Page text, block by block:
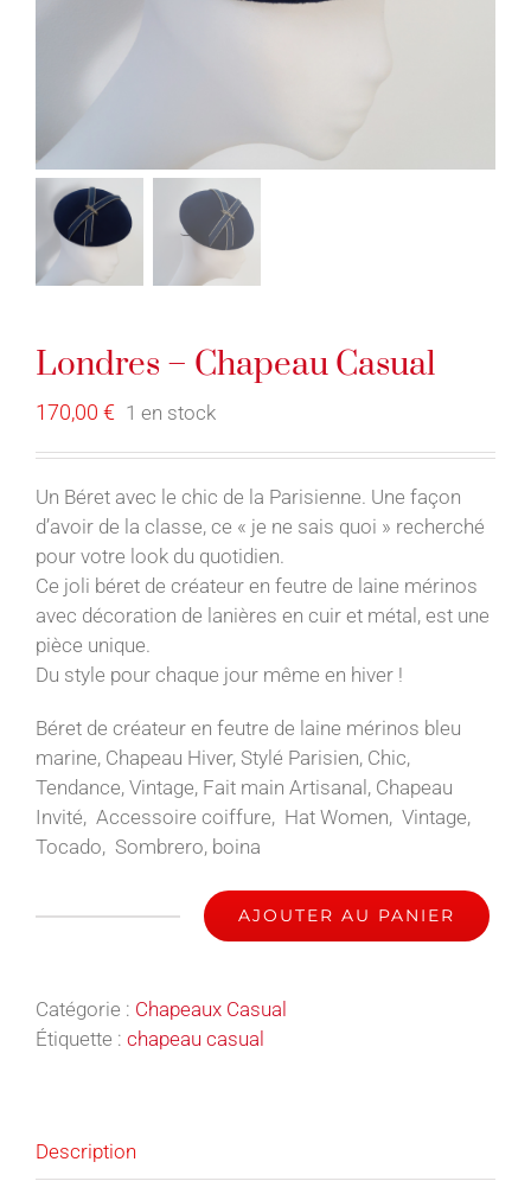
Londres – Chapeau Casual
170,00 € 1 en stock
Un Béret avec le chic de la Parisienne. Une façon
d’avoir de la classe, ce « je ne sais quoi » recherché
pour votre look du quotidien.
Ce joli béret de créateur en feutre de laine mérinos
avec décoration de lanières en cuir et métal, est une
pièce unique.
Du style pour chaque jour même en hiver !
Béret de créateur en feutre de laine mérinos bleu
marine, Chapeau Hiver, Stylé Parisien, Chic,
Tendance, Vintage, Fait main Artisanal, Chapeau
Invité, Accessoire coiffure, Hat Women, Vintage,
Tocado, Sombrero, boina
-
Chapeau
AJOUTER AU PANIER
Catégorie : Chapeaux Casual
Étiquette : chapeau casual
Description